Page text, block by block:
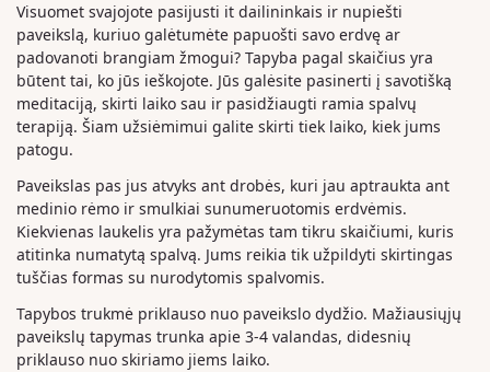
Visuomet svajojote pasijusti it dailininkais ir nupiešti
paveikslą, kuriuo galėtumėte papuošti savo erdvę ar
padovanoti brangiam žmogui? Tapyba pagal skaičius yra
būtent tai, ko jūs ieškojote. Jūs galėsite pasinerti į savotišką
meditaciją, skirti laiko sau ir pasidžiaugti ramia spalvų
terapiją. Šiam užsiėmimui galite skirti tiek laiko, kiek jums
patogu.
Paveikslas pas jus atvyks ant drobės, kuri jau aptraukta ant
medinio rėmo ir smulkiai sunumeruotomis erdvėmis.
Kiekvienas laukelis yra pažymėtas tam tikru skaičiumi, kuris
atitinka numatytą spalvą. Jums reikia tik užpildyti skirtingas
tuščias formas su nurodytomis spalvomis.
Tapybos trukmė priklauso nuo paveikslo dydžio. Mažiausiųjų
paveikslų tapymas trunka apie 3-4 valandas, didesnių
priklauso nuo skiriamo jiems laiko.